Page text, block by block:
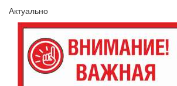
Актуально